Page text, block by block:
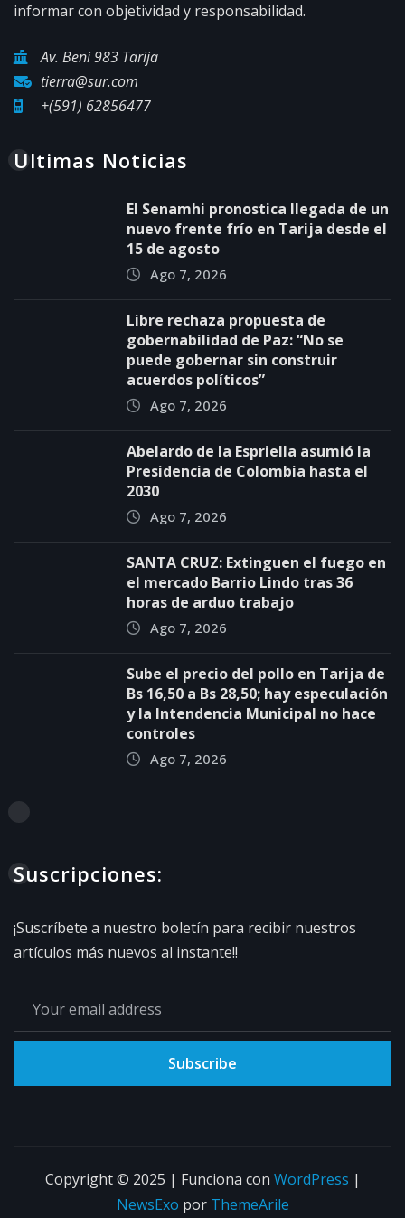
informar con objetividad y responsabilidad.
Av. Beni 983 Tarija
tierra@sur.com
+(591) 62856477
Ultimas Noticias
El Senamhi pronostica llegada de un
nuevo frente frío en Tarija desde el
15 de agosto
Ago 7, 2026
Libre rechaza propuesta de
gobernabilidad de Paz: “No se
puede gobernar sin construir
acuerdos políticos”
Ago 7, 2026
Abelardo de la Espriella asumió la
Presidencia de Colombia hasta el
2030
Ago 7, 2026
SANTA CRUZ: Extinguen el fuego en
el mercado Barrio Lindo tras 36
horas de arduo trabajo
Ago 7, 2026
Sube el precio del pollo en Tarija de
Bs 16,50 a Bs 28,50; hay especulación
y la Intendencia Municipal no hace
controles
Ago 7, 2026
Suscripciones:
¡Suscríbete a nuestro boletín para recibir nuestros
artículos más nuevos al instante!!
Subscribe
Copyright © 2025 | Funciona con WordPress |
NewsExo por ThemeArile